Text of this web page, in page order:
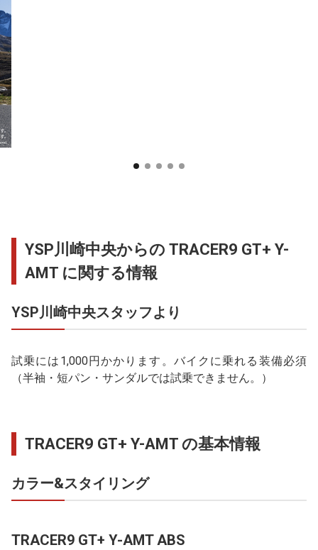
YSP川崎中央からの TRACER9 GT+ Y-
AMT に関する情報
YSP川崎中央スタッフより
試乗には1,000円かかります。バイクに乗れる装備必須
（半袖・短パン・サンダルでは試乗できません。）
TRACER9 GT+ Y-AMT の基本情報
カラー&スタイリング
TRACER9 GT+ Y-AMT ABS